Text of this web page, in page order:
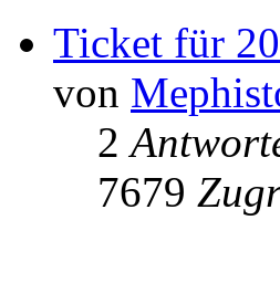
Ticket für
von
2
7679